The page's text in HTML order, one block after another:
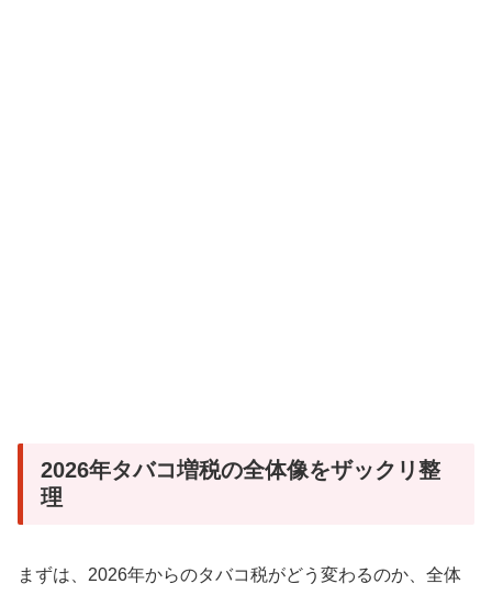
2026年タバコ増税の全体像をザックリ整
理
まずは、2026年からのタバコ税がどう変わるのか、全体